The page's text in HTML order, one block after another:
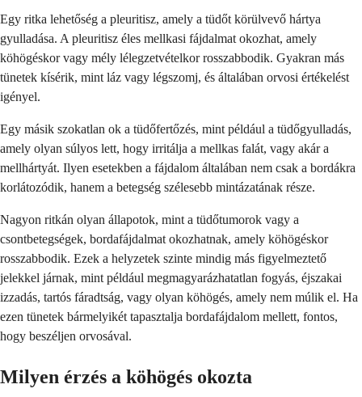
Egy ritka lehetőség a pleuritisz, amely a tüdőt körülvevő hártya
gyulladása. A pleuritisz éles mellkasi fájdalmat okozhat, amely
köhögéskor vagy mély lélegzetvételkor rosszabbodik. Gyakran más
tünetek kísérik, mint láz vagy légszomj, és általában orvosi értékelést
igényel.
Egy másik szokatlan ok a tüdőfertőzés, mint például a tüdőgyulladás,
amely olyan súlyos lett, hogy irritálja a mellkas falát, vagy akár a
mellhártyát. Ilyen esetekben a fájdalom általában nem csak a bordákra
korlátozódik, hanem a betegség szélesebb mintázatának része.
Nagyon ritkán olyan állapotok, mint a tüdőtumorok vagy a
csontbetegségek, bordafájdalmat okozhatnak, amely köhögéskor
rosszabbodik. Ezek a helyzetek szinte mindig más figyelmeztető
jelekkel járnak, mint például megmagyarázhatatlan fogyás, éjszakai
izzadás, tartós fáradtság, vagy olyan köhögés, amely nem múlik el. Ha
ezen tünetek bármelyikét tapasztalja bordafájdalom mellett, fontos,
hogy beszéljen orvosával.
Milyen érzés a köhögés okozta